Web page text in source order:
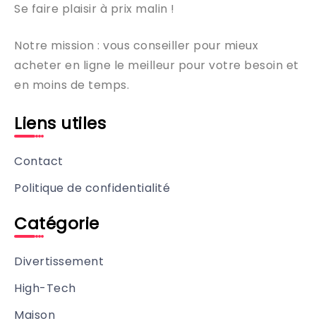
Se faire plaisir à prix malin !
Notre mission : vous conseiller pour mieux
acheter en ligne le meilleur pour votre besoin et
en moins de temps.
Liens utiles
Contact
Politique de confidentialité
Catégorie
Divertissement
High-Tech
Maison